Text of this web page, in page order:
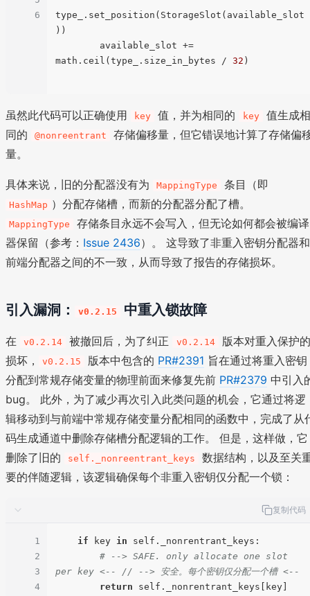
6
type_.set_position(StorageSlot(available_slot
))
math.ceil(type_.size_in_bytes / 32 )
虽然此代码可以正确使用 key 值，并为相同的 key
值生成相
同的
@nonreentrant
存储偏移量，但它错误地计算了存储偏
量。
具体来说，旧的分配器没有为 MappingType 条目（即
HashMap ）分配存储槽，而新的分配器分配了槽。
MappingType
存储条目永远不会写入，但无论如何都会被编译
器保留（参考： Issue 2436）。 这导致了非重入密钥分配器和
前端分配器之间的不一致，从而导致了报告的存储损坏。
引入漏洞： v0.2.15 中重入锁故障
在 v0.2.14 被撤回后，为了纠正 v0.2.14
版本对重入保护的
损坏，
v0.2.15 版本中包含的 PR#2391 旨在通过将重入密钥
分配到常规存储变量的物理前面来修复先前 PR#2379 中引入
bug。 此外，为了减少再次引入此类问题的机会，它通过将逻
辑移动到与前端中常规存储变量分配相同的函数中，完成了从
码生成通道中删除存储槽分配逻辑的工作。 但是，这样做，它
删除了旧的
self._nonreentrant_keys
数据结构，以及至关
要的伴随逻辑，该逻辑确保每个非重入密钥仅分配一个锁：
复制代码
1
2
3
4
if key in self._nonrentrant_keys:
# --> SAFE. only allocate one slot
per key <-- // --> 安全。每个密钥仅分配一个槽 <--
return self._nonrentrant_keys[key]